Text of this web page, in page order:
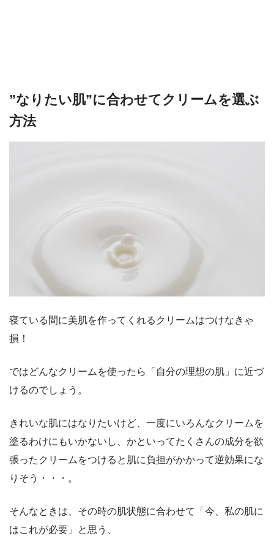
”なりたい肌”に合わせてクリームを選ぶ
方法
寝ている間に美肌を作ってくれるクリームはつけなきゃ
損！
ではどんなクリームを使ったら「 自分の理想の肌 」に近づ
けるのでしょう。
きれいな肌にはなりたいけど、一度にいろんなクリームを
塗るわけにもいかないし、かといってたくさんの成分を欲
張ったクリームをつけると肌に負担がかかって逆効果にな
りそう・・・。
そんなときは、その時の肌状態に合わせて「 今、私の肌に
はこれが必要 」と思う、